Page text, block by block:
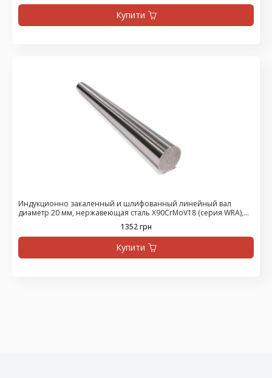
Купити
Индукционно закаленный и шлифованный линейный вал
диаметр 20 мм, нержавеющая сталь X90CrMoV18 (серия WRA),
1352 грн
Купити